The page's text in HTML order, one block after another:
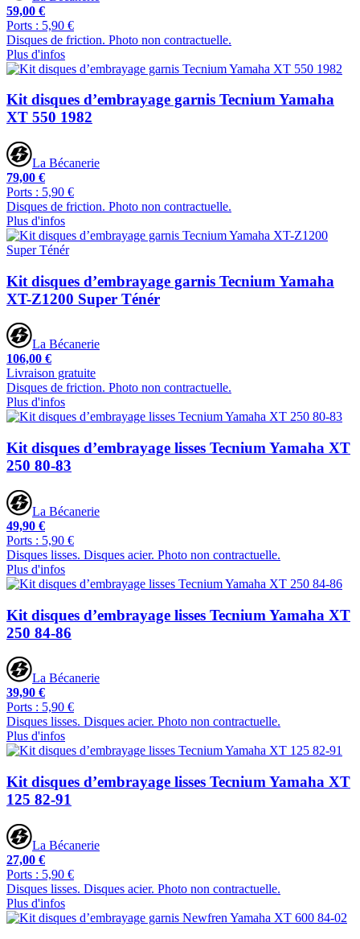
59,00 €
Ports : 5,90 €
Disques de friction. Photo non contractuelle.
Plus d'infos
Kit disques d’embrayage garnis Tecnium Yamaha
XT 550 1982
La Bécanerie
79,00 €
Ports : 5,90 €
Disques de friction. Photo non contractuelle.
Plus d'infos
Kit disques d’embrayage garnis Tecnium Yamaha
XT-Z1200 Super Ténér
La Bécanerie
106,00 €
Livraison gratuite
Disques de friction. Photo non contractuelle.
Plus d'infos
Kit disques d’embrayage lisses Tecnium Yamaha XT
250 80-83
La Bécanerie
49,90 €
Ports : 5,90 €
Disques lisses. Disques acier. Photo non contractuelle.
Plus d'infos
Kit disques d’embrayage lisses Tecnium Yamaha XT
250 84-86
La Bécanerie
39,90 €
Ports : 5,90 €
Disques lisses. Disques acier. Photo non contractuelle.
Plus d'infos
Kit disques d’embrayage lisses Tecnium Yamaha XT
125 82-91
La Bécanerie
27,00 €
Ports : 5,90 €
Disques lisses. Disques acier. Photo non contractuelle.
Plus d'infos